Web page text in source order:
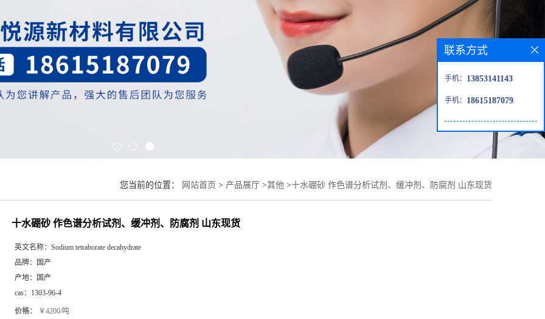
您当前的位置： 网站首页 > 产品展厅 >其他 >十水硼砂 作色谱分析试剂、缓冲剂、防腐剂 山东现货
十水硼砂 作色谱分析试剂、缓冲剂、防腐剂 山东现货
英文名称： Sodium tetraborate decahydrate
品牌：
国产
产地：
国产
cas： 1303-96-4
价格： ￥4200/吨
联系方式
手机： 13853141143
手机： 18615187079